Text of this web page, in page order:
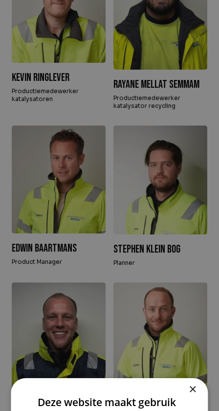
Kevin Ringlever
Productiemedewerker
katalysatoren
Rayane Mellat Semmam
Productiemedewerker
katalysator recycling
Edwin Baartmans
Product Manager
Stephen Klein Bog
Planner
Björn Uitvlucht
×
Deze website maakt gebruik